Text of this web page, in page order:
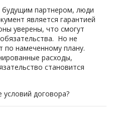
будущим партнером, люди
является гарантией
уверены, что смогут
Но не
по намеченному плану.
расходы,
становится
условий договора?